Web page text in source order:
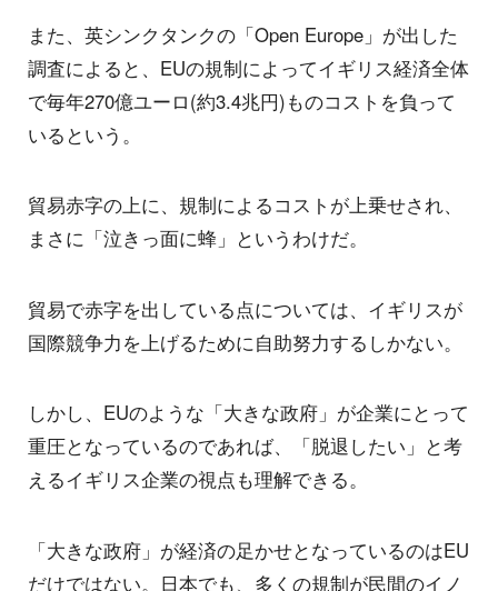
また、英シンクタンクの「Open Europe」が出した
調査によると、EUの規制によってイギリス経済全体
で毎年270億ユーロ(約3.4兆円)ものコストを負って
いるという。
貿易赤字の上に、規制によるコストが上乗せされ、
まさに「泣きっ面に蜂」というわけだ。
貿易で赤字を出している点については、イギリスが
国際競争力を上げるために自助努力するしかない。
しかし、EUのような「大きな政府」が企業にとって
重圧となっているのであれば、「脱退したい」と考
えるイギリス企業の視点も理解できる。
「大きな政府」が経済の足かせとなっているのはEU
だけではない。日本でも、多くの規制が民間のイノ